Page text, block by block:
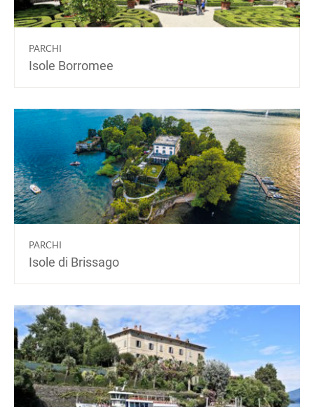
PARCHI
Isole Borromee
PARCHI
Isole di Brissago